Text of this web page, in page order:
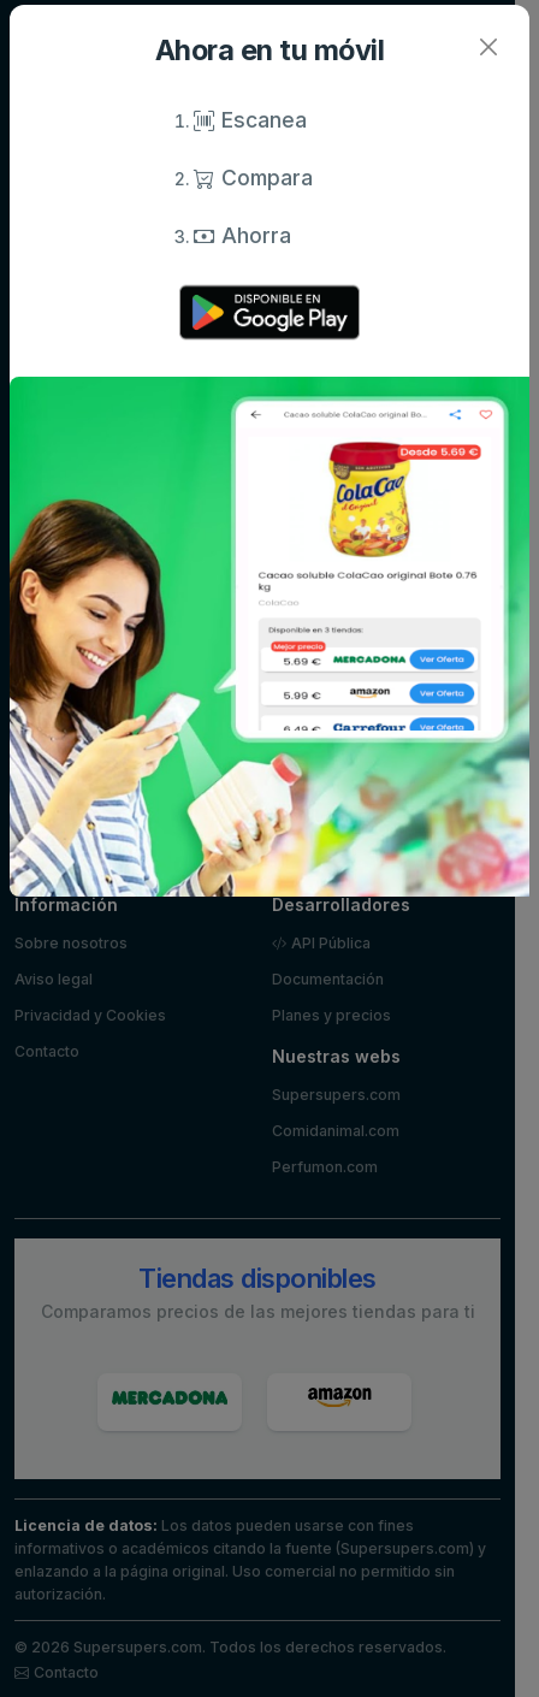
Ahora en tu móvil
Escanea
Compara
Ahorra
Agua y
Azúcar,
Bebé
Cacao, café e
Carne
galletas
Congelados
Conservas,
caldos y
cremas
Cuidado facial y
corporal
Fitoterapia y
parafarmacia
Fruta y verdura
Huevos, leche y
mantequilla
Limpieza y
hogar
Maquillaje
Marisco y
pescado
Mascotas
Panadería y
pastelería
Pizzas y platos
preparados
Postres y
yogures
Zumos
Información
Sobre nosotros
Aviso legal
Privacidad y Cookies
Contacto
Desarrolladores
API Pública
Documentación
Planes y precios
Nuestras webs
Supersupers.com
Comidanimal.com
Perfumon.com
Tiendas disponibles
Comparamos precios de las mejores tiendas para ti
Licencia de datos: Los datos pueden usarse con fines
informativos o académicos citando la fuente (Supersupers.com) y
enlazando a la página original. Uso comercial no permitido sin
autorización.
© 2026 Supersupers.com. Todos los derechos reservados.
Contacto